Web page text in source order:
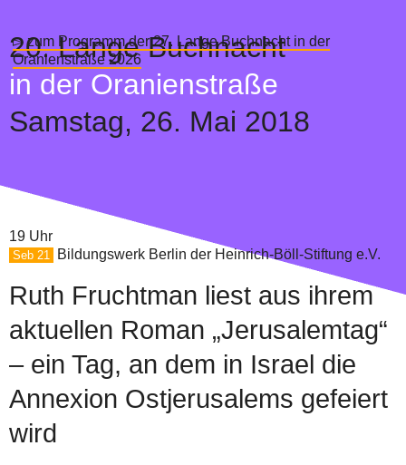
▻ zum Programm der 27. Lange Buchnacht in der
Oranienstraße 2026
20.Lange Buchnacht
in der Oranienstraße
Samstag, 26. Mai 2018
19 Uhr
Seb 21 Bildungswerk Berlin der Heinrich-Böll-Stiftung e.V.
Ruth Fruchtman liest aus ihrem
aktuellen Roman „Jerusalemtag“
– ein Tag, an dem in Israel die
Annexion Ostjerusalems gefeiert
wird